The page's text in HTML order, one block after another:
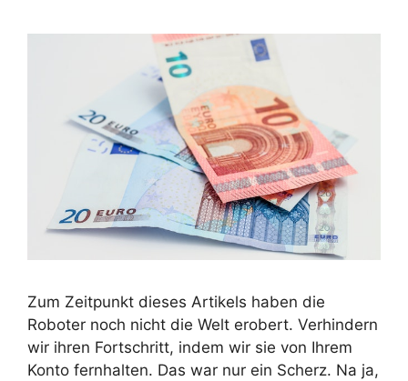
Zum Zeitpunkt dieses Artikels haben die
Roboter noch nicht die Welt erobert. Verhindern
wir ihren Fortschritt, indem wir sie von Ihrem
Konto fernhalten. Das war nur ein Scherz. Na ja,